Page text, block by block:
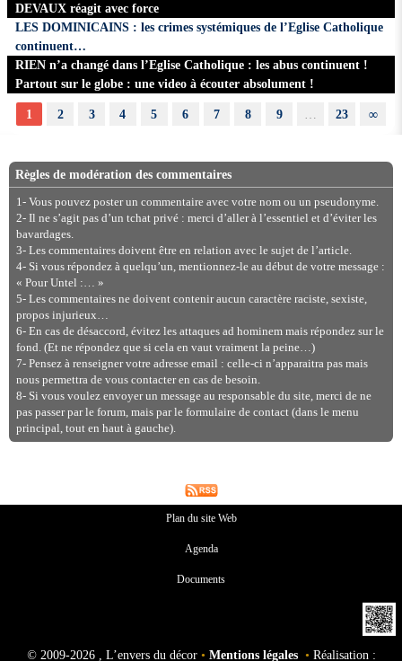
DEVAUX réagit avec force
LES DOMINICAINS : les crimes systémiques de l’Eglise Catholique
continuent…
RIEN n’a changé dans l’Eglise Catholique : les abus continuent !
Partout sur le globe : une video à écouter absolument !
1 2 3 4 5 6 7 8 9 … 23 ∞
Règles de modération des commentaires
1- Vous pouvez poster un commentaire avec votre nom ou un pseudonyme.
2- Il ne s’agit pas d’un tchat privé : merci d’aller à l’essentiel et d’éviter les
bavardages.
3- Les commentaires doivent être en relation avec le sujet de l’article.
4- Si vous répondez à quelqu’un, mentionnez-le au début de votre message :
« Pour Untel :… »
5- Les commentaires ne doivent contenir aucun caractère raciste, sexiste,
propos injurieux…
6- En cas de désaccord, évitez les attaques ad hominem mais répondez sur le
fond. (Et ne répondez que si cela en vaut vraiment la peine…)
7- Pensez à renseigner votre adresse email : celle-ci n’apparaitra pas mais
nous permettra de vous contacter en cas de besoin.
8- Si vous voulez envoyer un message au responsable du site, merci de ne
pas passer par le forum, mais par le formulaire de contact (dans le menu
principal, tout en haut à gauche).
Plan du site Web
Agenda
Documents
©2009-2026 , L’envers du décor • Mentions légales • Réalisation :